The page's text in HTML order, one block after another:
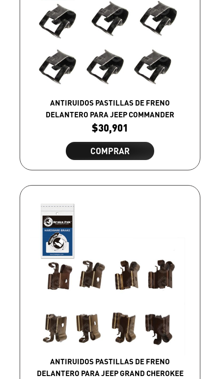
ANTIRUIDOS PASTILLAS DE FRENO
DELANTERO PARA JEEP COMMANDER
$30,901
COMPRAR
ANTIRUIDOS PASTILLAS DE FRENO
DELANTERO PARA JEEP GRAND CHEROKEE